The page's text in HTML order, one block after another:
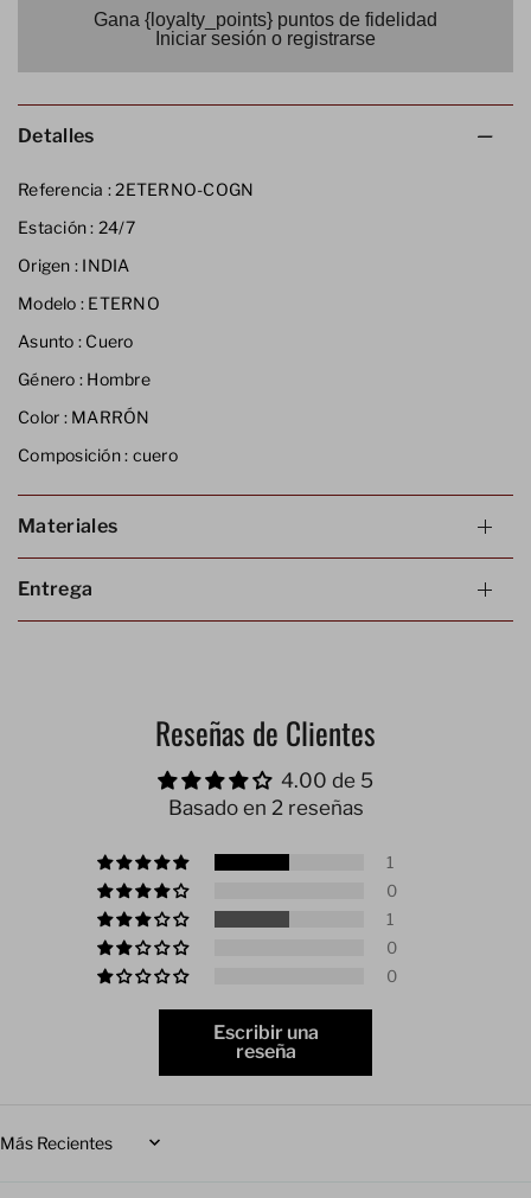
Gana {loyalty_points} puntos de fidelidad
Iniciar sesión o registrarse
Detalles
Referencia : 2ETERNO-COGN
Estación : 24/7
Origen : INDIA
Modelo : ETERNO
Asunto : Cuero
Género : Hombre
Color :MARRÓN
Composición : cuero
Materiales
Entrega
Reseñas de Clientes
4.00 de 5
Basado en 2 reseñas
1
0
1
0
0
Escribir una
reseña
Sort by